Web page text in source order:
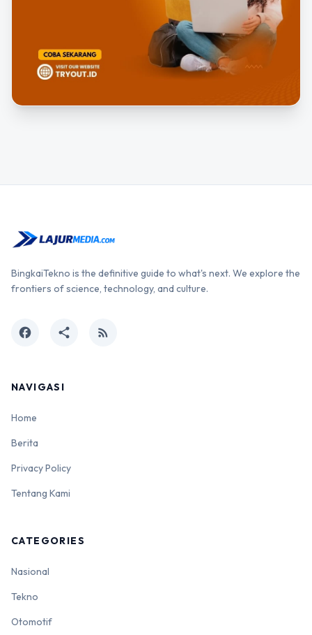
BingkaiTekno is the definitive guide to what's next. We explore the
frontiers of science, technology, and culture.
facebook share rss_feed
NAVIGASI
Home
Berita
Privacy Policy
Tentang Kami
CATEGORIES
Nasional
Tekno
Otomotif